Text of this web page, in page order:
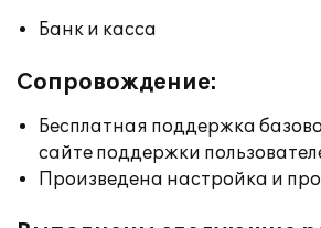
Банк и касса
Сопровождение:
Бесплатная поддержка
сайте поддержки
Произведена настройка и